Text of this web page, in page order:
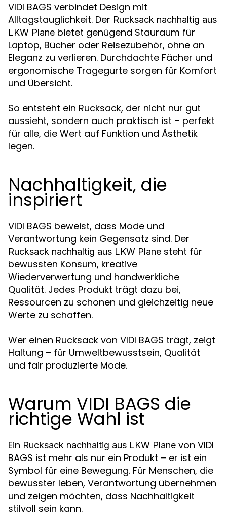
VIDI BAGS verbindet Design mit
Alltagstauglichkeit. Der Rucksack nachhaltig aus
LKW Plane bietet genügend Stauraum für
Laptop, Bücher oder Reisezubehör, ohne an
Eleganz zu verlieren. Durchdachte Fächer und
ergonomische Tragegurte sorgen für Komfort
und Übersicht.
So entsteht ein Rucksack, der nicht nur gut
aussieht, sondern auch praktisch ist – perfekt
für alle, die Wert auf Funktion und Ästhetik
legen.
Nachhaltigkeit, die
inspiriert
VIDI BAGS beweist, dass Mode und
Verantwortung kein Gegensatz sind. Der
Rucksack nachhaltig aus LKW Plane steht für
bewussten Konsum, kreative
Wiederverwertung und handwerkliche
Qualität. Jedes Produkt trägt dazu bei,
Ressourcen zu schonen und gleichzeitig neue
Werte zu schaffen.
Wer einen Rucksack von VIDI BAGS trägt, zeigt
Haltung – für Umweltbewusstsein, Qualität
und fair produzierte Mode.
Warum VIDI BAGS die
richtige Wahl ist
Ein Rucksack nachhaltig aus LKW Plane von VIDI
BAGS ist mehr als nur ein Produkt – er ist ein
Symbol für eine Bewegung. Für Menschen, die
bewusster leben, Verantwortung übernehmen
und zeigen möchten, dass Nachhaltigkeit
stilvoll sein kann.